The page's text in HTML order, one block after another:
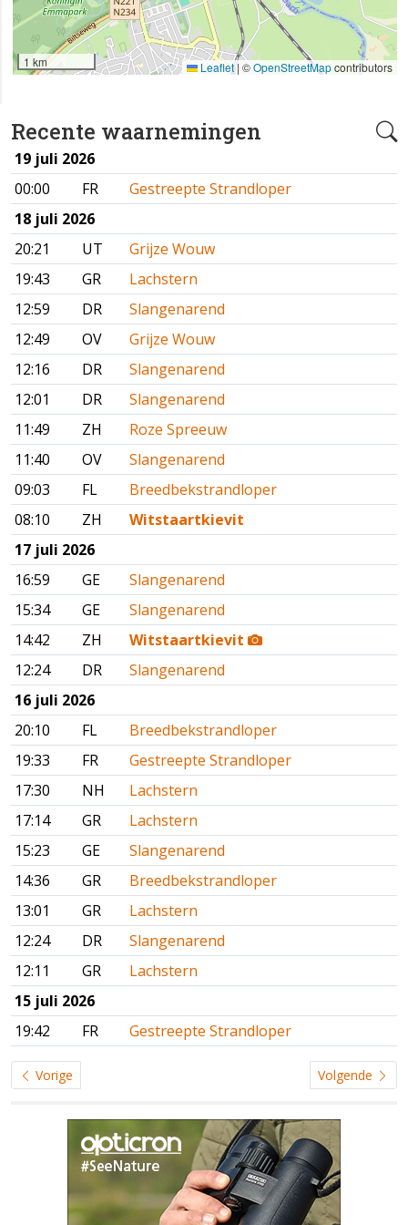
Recente waarnemingen
19 juli 2026
00:00
FR
Gestreepte Strandloper
18 juli 2026
20:21
UT
Grijze Wouw
19:43
GR
Lachstern
12:59
DR
Slangenarend
12:49
OV
Grijze Wouw
12:16
DR
Slangenarend
12:01
DR
Slangenarend
11:49
ZH
Roze Spreeuw
11:40
OV
Slangenarend
09:03
FL
Breedbekstrandloper
08:10
ZH
Witstaartkievit
17 juli 2026
16:59
GE
Slangenarend
15:34
GE
Slangenarend
14:42
ZH
Witstaartkievit
12:24
DR
Slangenarend
16 juli 2026
20:10
FL
Breedbekstrandloper
19:33
FR
Gestreepte Strandloper
17:30
NH
Lachstern
17:14
GR
Lachstern
15:23
GE
Slangenarend
14:36
GR
Breedbekstrandloper
13:01
GR
Lachstern
12:24
DR
Slangenarend
12:11
GR
Lachstern
15 juli 2026
19:42
FR Gestreepte Strandloper
Vorige Volgende
1 km Leaflet | ©OpenStreetMapcontributors